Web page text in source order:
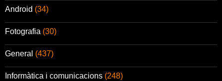
Android (34)
Fotografia (30)
General (437)
Informàtica i comunicacions (248)